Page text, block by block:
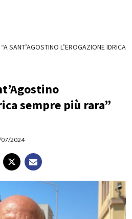
SANT’AGOSTINO L’EROGAZIONE IDRICA
sempre più rara”
2024